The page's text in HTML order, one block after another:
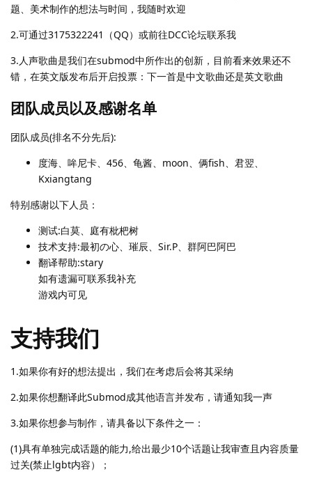
题、美术制作的想法与时间，我随时欢迎
2.可通过3175322241（QQ）或前往DCC论坛联系我
3.人声歌曲是我们在submod中所作出的创新，目前看来效果还不
错，在英文版发布后开启投票：下一首是中文歌曲还是英文歌曲
团队成员以及感谢名单
团队成员(排名不分先后):
度海、哞尼卡、456、龟酱、moon、俩fish、君翌、
Kxiangtang
特别感谢以下人员：
测试:白莫、庭有枇杷树
技术支持:最初の心、璀辰、Sir.P、群阿巴阿巴
翻译帮助:stary
如有遗漏可联系我补充
游戏内可见
支持我们
1.如果你有好的想法提出，我们在考虑后会将其采纳
2.如果你想翻译此Submod成其他语言并发布，请通知我一声
3.如果你想参与制作，请具备以下条件之一：
(1)具有单独完成话题的能力,给出最少10个话题让我审查且内容质量
过关(禁止lgbt内容）；